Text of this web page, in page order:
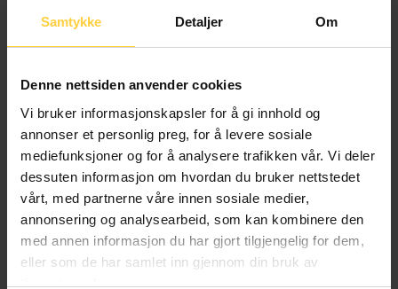
Samtykke Detaljer Om
Denne nettsiden anvender cookies
Vi bruker informasjonskapsler for å gi innhold og
annonser et personlig preg, for å levere sosiale
mediefunksjoner og for å analysere trafikken vår. Vi deler
dessuten informasjon om hvordan du bruker nettstedet
vårt, med partnerne våre innen sosiale medier,
annonsering og analysearbeid, som kan kombinere den
med annen informasjon du har gjort tilgjengelig for dem,
eller som de har samlet inn gjennom din bruk av
tjenestene deres.
Med en blanding av Kvikk Lunsj, Melkesjokolade, Kolibri
Marsipanegg og mye mer, vil mottakerne dine føle seg
verdsatt og spesielle.
RELATERTE PRODUKTER